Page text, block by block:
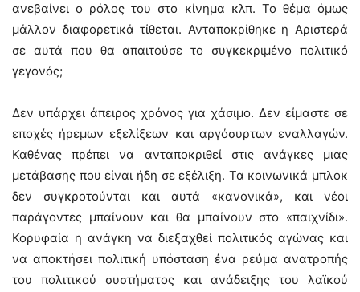
ανεβαίνει ο ρόλος του στο κίνημα κλπ. Το θέμα όμως
μάλλον διαφορετικά τίθεται. Ανταποκρίθηκε η Αριστερά
σε αυτά που θα απαιτούσε το συγκεκριμένο πολιτικό
γεγονός;
Δεν υπάρχει άπειρος χρόνος για χάσιμο. Δεν είμαστε σε
εποχές ήρεμων εξελίξεων και αργόσυρτων εναλλαγών.
Καθένας πρέπει να ανταποκριθεί στις ανάγκες μιας
μετάβασης που είναι ήδη σε εξέλιξη. Τα κοινωνικά μπλοκ
δεν συγκροτούνται και αυτά «κανονικά», και νέοι
παράγοντες μπαίνουν και θα μπαίνουν στο «παιχνίδι».
Κορυφαία η ανάγκη να διεξαχθεί πολιτικός αγώνας και
να αποκτήσει πολιτική υπόσταση ένα ρεύμα ανατροπής
του πολιτικού συστήματος και ανάδειξης του λαϊκού